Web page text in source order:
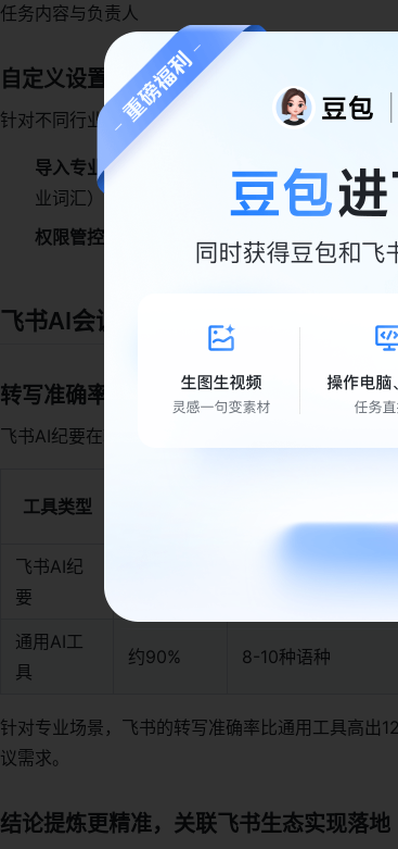
任务内容与负责人
自定义设置，让AI纪要更贴合团队需求
针对不同行业与团队的个性化需求，可通过以下设
导入专业术语库
：上传行业专属术语表（如IT
业词汇），提升转写与提炼的精准度
权限管控 ：设置纪要的查看、编辑权限，仅授
飞书AI会议纪要，相比其他工具优势
转写准确率高，支持多语种与专业术语识
飞书AI纪要在转写能力上远超通用工具，核心数据对
工具类型
飞书AI纪
要
24种语种+10+种方
通用AI工
具
约90% 8-10种语种
针对专业场景，飞书的转写准确率比通用工具高出
议需求。
结论提炼更精准，关联飞书生态实现落地